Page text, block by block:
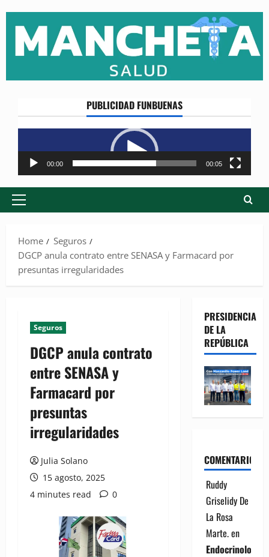
content
PUBLICIDAD FUNBUENAS
Reproductor
de
vídeo
00:00 00:05
Primary
Home
Seguros
DGCP anula contrato entre SENASA y Farmacard por
presuntas irregularidades
Seguros
DGCP anula contrato
entre SENASA y
Farmacard por
presuntas
irregularidades
Julia Solano
15 agosto, 2025
4 minutes read
0
PRESIDENCIA
DE LA
REPÚBLICA
COMENTARIOS
Ruddy
Griselidy De
La Rosa
Marte.en
Endocrinología